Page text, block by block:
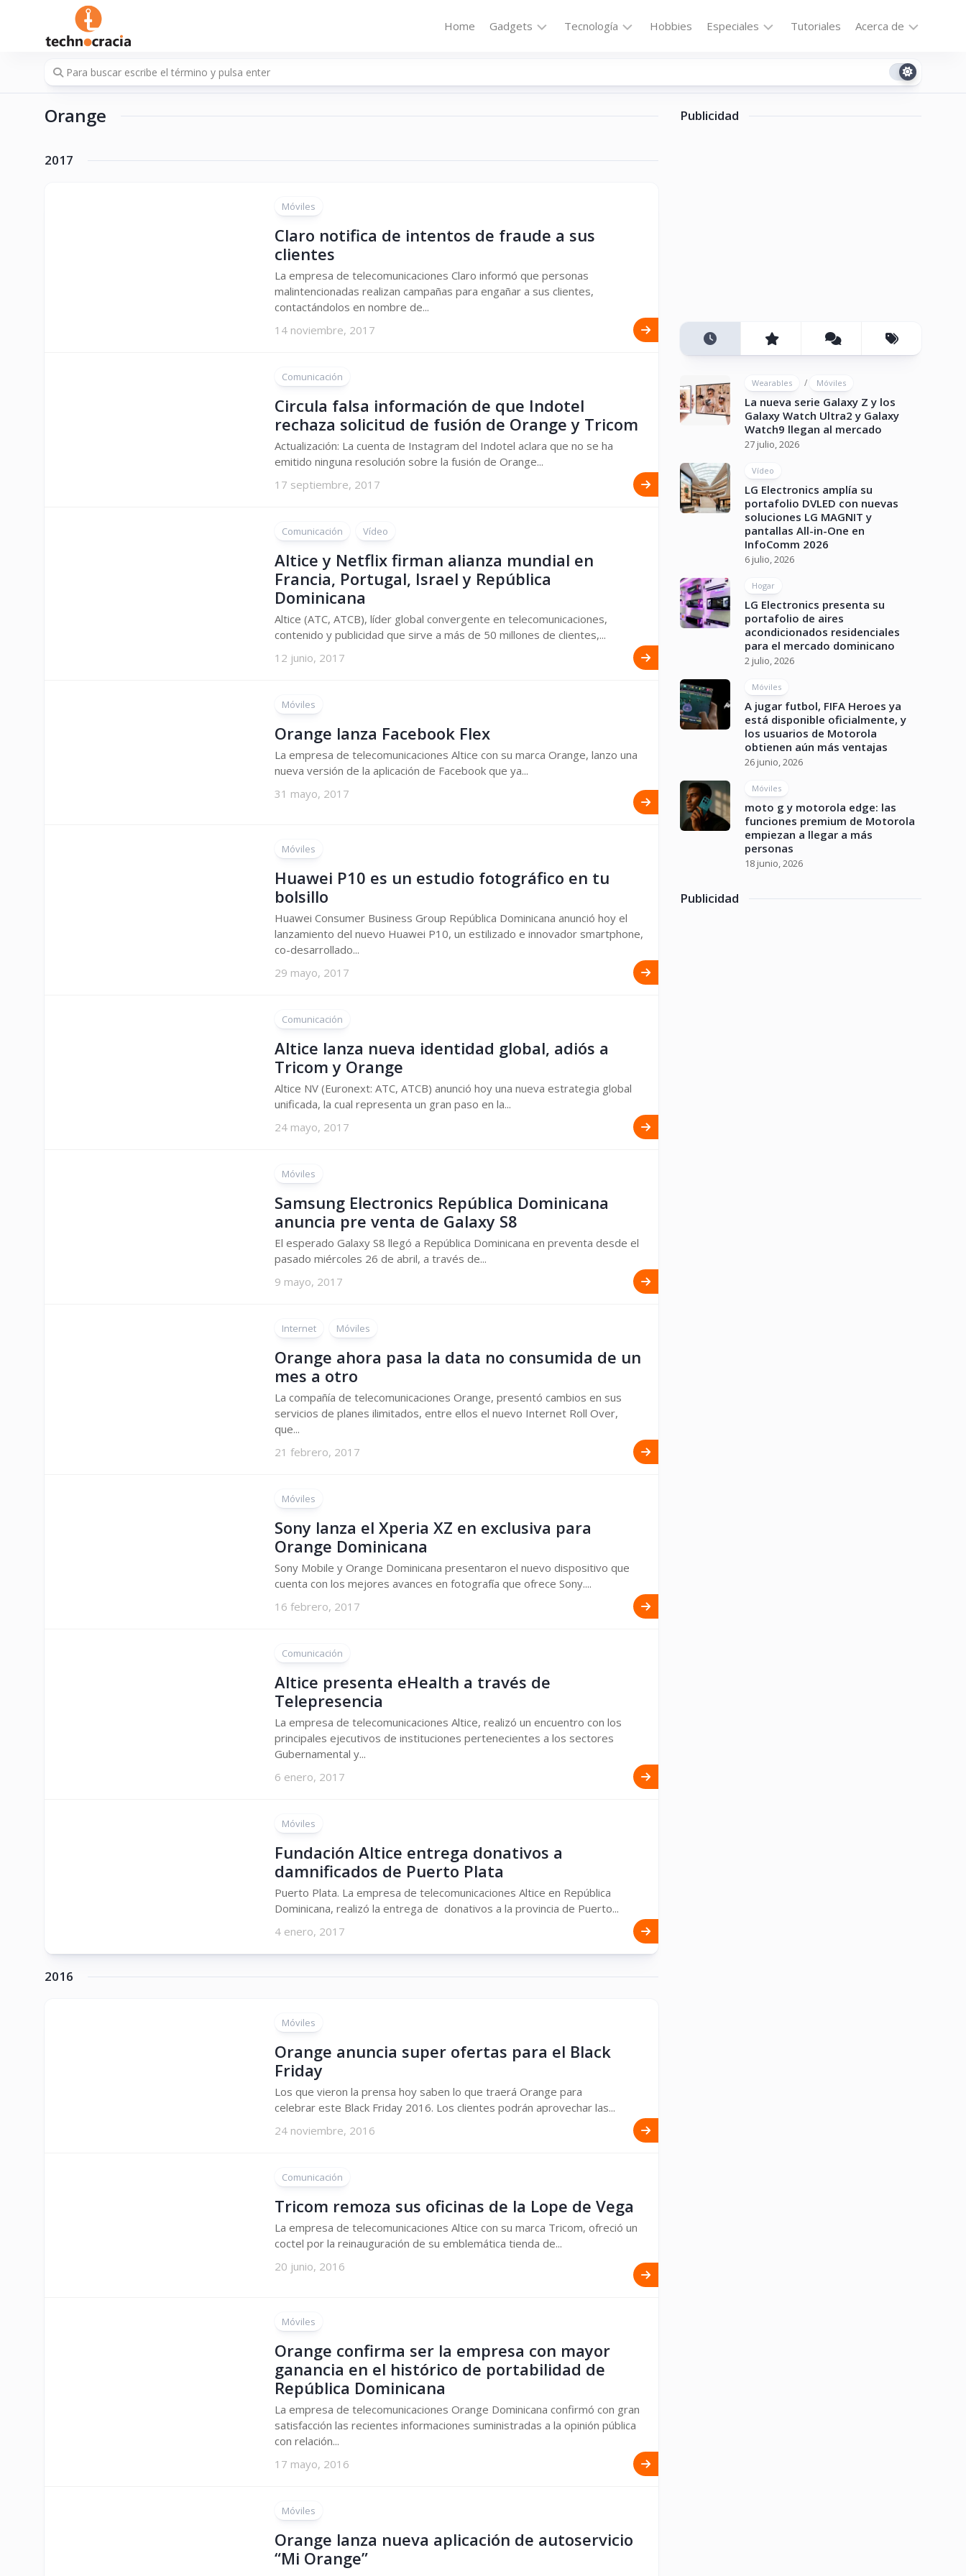
contenido
Home Gadgets
Portátil
Wearables
Tecnología
Transportación
Hobbies Especiales
la
Tutoriales Acerca de
Contacto
Orange
2017
Móviles
Claro notifica de intentos de fraude a sus
clientes
La empresa de telecomunicaciones Claro informó que personas
malintencionadas realizan campañas para engañar a sus clientes,
contactándolos en nombre de...
14 noviembre, 2017
Comunicación
Circula falsa información de que Indotel
rechaza solicitud de fusión de Orange y Tricom
Actualización: La cuenta de Instagram del Indotel aclara que no se ha
emitido ninguna resolución sobre la fusión de Orange...
17 septiembre, 2017
Comunicación Vídeo
Altice y Netflix firman alianza mundial en
Francia, Portugal, Israel y República
Dominicana
Altice (ATC, ATCB), líder global convergente en telecomunicaciones,
contenido y publicidad que sirve a más de 50 millones de clientes,...
12 junio, 2017
Móviles
Orange lanza Facebook Flex
La empresa de telecomunicaciones Altice con su marca Orange, lanzo una
nueva versión de la aplicación de Facebook que ya...
31 mayo, 2017
Móviles
Huawei P10 es un estudio fotográfico en tu
bolsillo
Huawei Consumer Business Group República Dominicana anunció hoy el
lanzamiento del nuevo Huawei P10, un estilizado e innovador smartphone,
co-desarrollado...
29 mayo, 2017
Comunicación
Altice lanza nueva identidad global, adiós a
Tricom y Orange
Altice NV (Euronext: ATC, ATCB) anunció hoy una nueva estrategia global
unificada, la cual representa un gran paso en la...
24 mayo, 2017
Móviles
Samsung Electronics República Dominicana
anuncia pre venta de Galaxy S8
El esperado Galaxy S8 llegó a República Dominicana en preventa desde el
pasado miércoles 26 de abril, a través de...
9 mayo, 2017
Internet Móviles
Orange ahora pasa la data no consumida de un
mes a otro
La compañía de telecomunicaciones Orange, presentó cambios en sus
servicios de planes ilimitados, entre ellos el nuevo Internet Roll Over,
que...
21 febrero, 2017
Móviles
Sony lanza el Xperia XZ en exclusiva para
Orange Dominicana
Sony Mobile y Orange Dominicana presentaron el nuevo dispositivo que
cuenta con los mejores avances en fotografía que ofrece Sony....
16 febrero, 2017
Comunicación
Altice presenta eHealth a través de
Telepresencia
La empresa de telecomunicaciones Altice, realizó un encuentro con los
principales ejecutivos de instituciones pertenecientes a los sectores
Gubernamental y...
6 enero, 2017
Móviles
Fundación Altice entrega donativos a
damnificados de Puerto Plata
Puerto Plata. La empresa de telecomunicaciones Altice en República
Dominicana, realizó la entrega de donativos a la provincia de Puerto...
4 enero, 2017
2016
Móviles
Orange anuncia super ofertas para el Black
Friday
Los que vieron la prensa hoy saben lo que traerá Orange para
celebrar este Black Friday 2016. Los clientes podrán aprovechar las...
24 noviembre, 2016
Comunicación
Tricom remoza sus oficinas de la Lope de Vega
La empresa de telecomunicaciones Altice con su marca Tricom, ofreció un
coctel por la reinauguración de su emblemática tienda de...
20 junio, 2016
Móviles
Orange confirma ser la empresa con mayor
ganancia en el histórico de portabilidad de
República Dominicana
La empresa de telecomunicaciones Orange Dominicana confirmó con gran
satisfacción las recientes informaciones suministradas a la opinión pública
con relación...
17 mayo, 2016
Móviles
Orange lanza nueva aplicación de autoservicio
“Mi Orange”
Publicidad
Wearables / Móviles
La nueva serie Galaxy Z y los
Galaxy Watch Ultra2 y Galaxy
Watch9 llegan al mercado
27 julio, 2026
Vídeo
LG Electronics amplía su
portafolio DVLED con nuevas
soluciones LG MAGNIT y
pantallas All-in-One en
InfoComm 2026
6 julio, 2026
Hogar
LG Electronics presenta su
portafolio de aires
acondicionados residenciales
para el mercado dominicano
2 julio, 2026
Móviles
A jugar futbol, FIFA Heroes ya
está disponible oficialmente, y
los usuarios de Motorola
obtienen aún más ventajas
26 junio, 2026
Móviles
moto g y motorola edge: las
funciones premium de Motorola
empiezan a llegar a más
personas
18 junio, 2026
Publicidad